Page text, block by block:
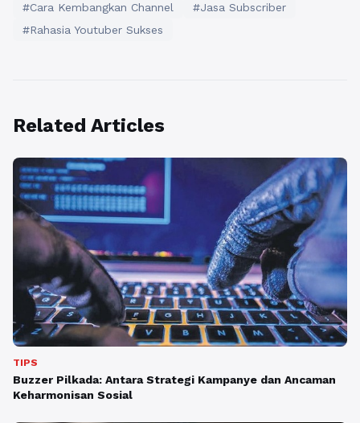
#Cara Kembangkan Channel
#Jasa Subscriber
#Rahasia Youtuber Sukses
Related Articles
TIPS
Buzzer Pilkada: Antara Strategi Kampanye dan Ancaman
Keharmonisan Sosial